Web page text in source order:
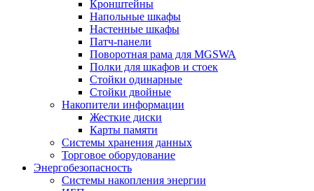
Кронштейны
Напольные шкафы
Настенные шкафы
Патч-панели
Поворотная рама для MGSWA
Полки для шкафов и стоек
Стойки одинарные
Стойки двойные
Накопители информации
Жесткие диски
Карты памяти
Системы хранения данных
Торговое оборудование
Энергобезопасность
Системы накопления энергии